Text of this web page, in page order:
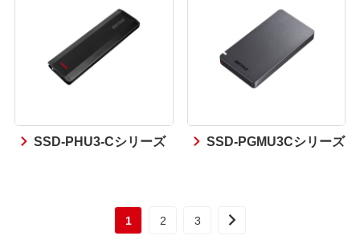
SSD-PHU3-Cシリーズ SSD-PGMU3Cシリーズ
1 2 3